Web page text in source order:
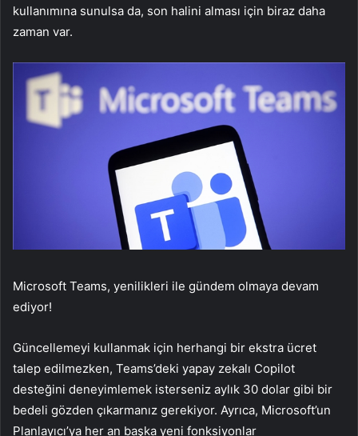
kullanımına sunulsa da, son halini alması için biraz daha
zaman var.
Microsoft Teams, yenilikleri ile gündem olmaya devam
ediyor!
Güncellemeyi kullanmak için herhangi bir ekstra ücret
talep edilmezken, Teams’deki yapay zekalı Copilot
desteğini deneyimlemek isterseniz aylık 30 dolar gibi bir
bedeli gözden çıkarmanız gerekiyor. Ayrıca, Microsoft’un
Planlayıcı’ya her an başka yeni fonksiyonlar